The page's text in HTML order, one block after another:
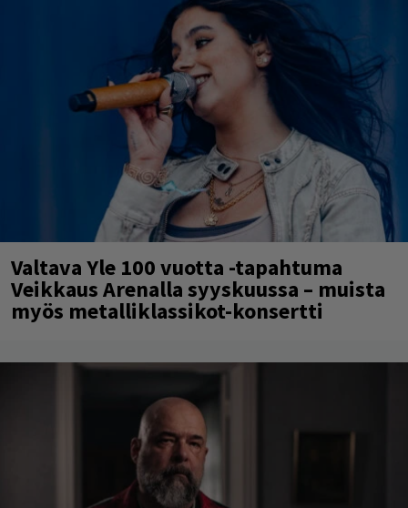
Valtava Yle 100 vuotta -tapahtuma
Veikkaus Arenalla syyskuussa – muista
myös metalliklassikot-konsertti